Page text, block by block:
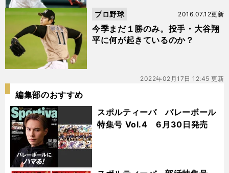
今季まだ１勝のみ。投手・大谷翔
平に何が起きているのか？
2016.07.12更新
プロ野球
2022年02月17日 12:45 更新
編集部のおすすめ
スポルティーバ バレーボール
特集号 Vol.4 6月30日発売